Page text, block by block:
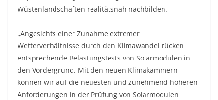
Wüstenlandschaften realitätsnah nachbilden.
„Angesichts einer Zunahme extremer
Wetterverhältnisse durch den Klimawandel rücken
entsprechende Belastungstests von Solarmodulen in
den Vordergrund. Mit den neuen Klimakammern
können wir auf die neuesten und zunehmend höheren
Anforderungen in der Prüfung von Solarmodulen